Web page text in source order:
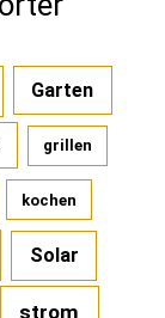
Garten
grillen
kochen
Solar
strom